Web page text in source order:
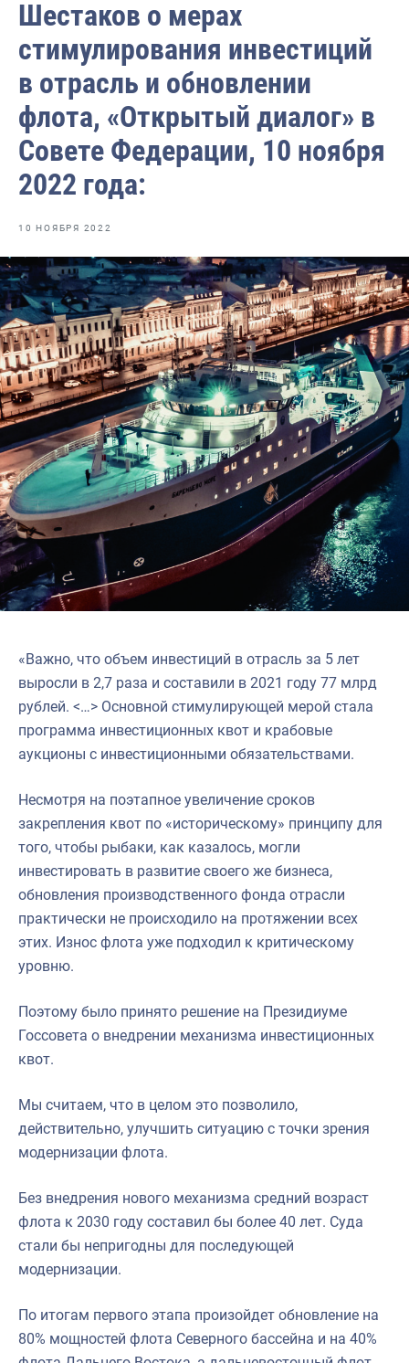
Отраслевые СМИ
Выставки и конференции
Научно-практическая литература
Рыбоохрана России
Отрасль в цифрах
Инфографика
Укрепление духовно-нравственных ценностей
События в России и мире
Шестаков о мерах
стимулирования инвестиций
в отрасль и обновлении
флота, «Открытый диалог» в
Совете Федерации, 10 ноября
2022 года:
10 НОЯБРЯ 2022
«Важно, что объем инвестиций в отрасль за 5 лет
выросли в 2,7 раза и составили в 2021 году 77 млрд
рублей. <…> Основной стимулирующей мерой стала
программа инвестиционных квот и крабовые
аукционы с инвестиционными обязательствами.
Несмотря на поэтапное увеличение сроков
закрепления квот по «историческому» принципу для
того, чтобы рыбаки, как казалось, могли
инвестировать в развитие своего же бизнеса,
обновления производственного фонда отрасли
практически не происходило на протяжении всех
этих. Износ флота уже подходил к критическому
уровню.
Поэтому было принято решение на Президиуме
Госсовета о внедрении механизма инвестиционных
квот.
Мы считаем, что в целом это позволило,
действительно, улучшить ситуацию с точки зрения
модернизации флота.
Без внедрения нового механизма средний возраст
флота к 2030 году составил бы более 40 лет. Суда
стали бы непригодны для последующей
модернизации.
По итогам первого этапа произойдет обновление на
80% мощностей флота Северного бассейна и на 40%